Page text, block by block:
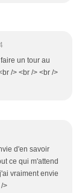
un tour au
/> <br /> <br />
d'en savoir
ce qui m'attend
vraiment envie
>